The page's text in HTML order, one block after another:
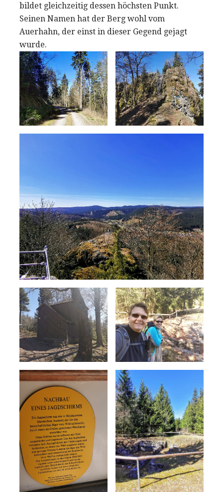
bildet gleichzeitig dessen höchsten Punkt.
Seinen Namen hat der Berg wohl vom
Auerhahn, der einst in dieser Gegend gejagt
wurde.